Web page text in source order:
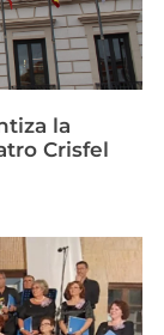
la
Crisfel